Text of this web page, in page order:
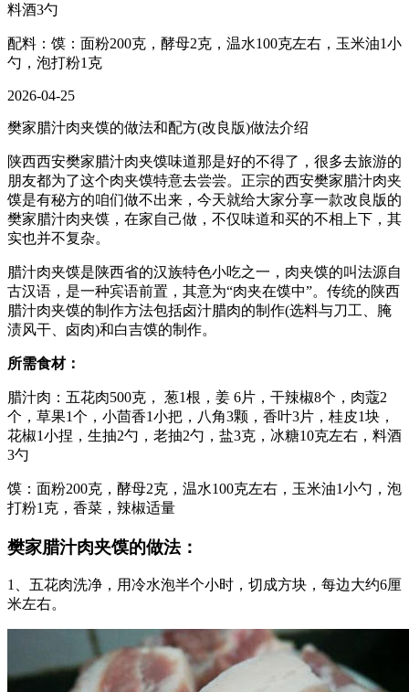
料酒3勺
配料：馍：面粉200克，酵母2克，温水100克左右，玉米油1小
勺，泡打粉1克
2026-04-25
樊家腊汁肉夹馍的做法和配方(改良版)做法介绍
陕西西安樊家腊汁肉夹馍味道那是好的不得了，很多去旅游的
朋友都为了这个肉夹馍特意去尝尝。正宗的西安樊家腊汁肉夹
馍是有秘方的咱们做不出来，今天就给大家分享一款改良版的
樊家腊汁肉夹馍，在家自己做，不仅味道和买的不相上下，其
实也并不复杂。
腊汁肉夹馍是陕西省的汉族特色小吃之一，肉夹馍的叫法源自
古汉语，是一种宾语前置，其意为“肉夹在馍中”。传统的陕西
腊汁肉夹馍的制作方法包括卤汁腊肉的制作(选料与刀工、腌
渍风干、卤肉)和白吉馍的制作。
所需食材：
腊汁肉：五花肉500克， 葱1根，姜 6片，干辣椒8个，肉蔻2
个，草果1个，小茴香1小把，八角3颗，香叶3片，桂皮1块，
花椒1小捏，生抽2勺，老抽2勺，盐3克，冰糖10克左右，料酒
3勺
馍：面粉200克，酵母2克，温水100克左右，玉米油1小勺，泡
打粉1克，香菜，辣椒适量
樊家腊汁肉夹馍的做法：
1、五花肉洗净，用冷水泡半个小时，切成方块，每边大约6厘
米左右。